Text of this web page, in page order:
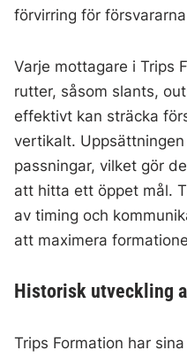
förvirring för
Varje mottagare i Trips
rutter, såsom slants,
effektivt kan sträcka
vertikalt.
passningar, vilket gör
att hitta ett öppet mål.
av timing och
att maximera
Historisk utveckling
Trips Formation har